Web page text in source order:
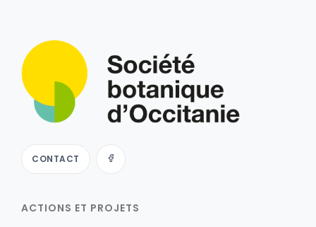
CONTACT
ACTIONS ET PROJETS